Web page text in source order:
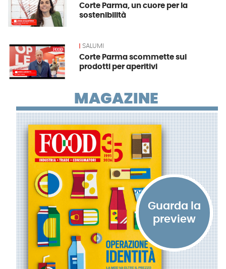
Corte Parma, un cuore per la
sostenibilità
SALUMI
Corte Parma scommette sui
prodotti per aperitivi
MAGAZINE